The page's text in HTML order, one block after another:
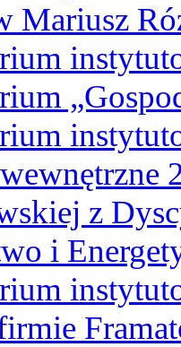
Mariusz
z
i